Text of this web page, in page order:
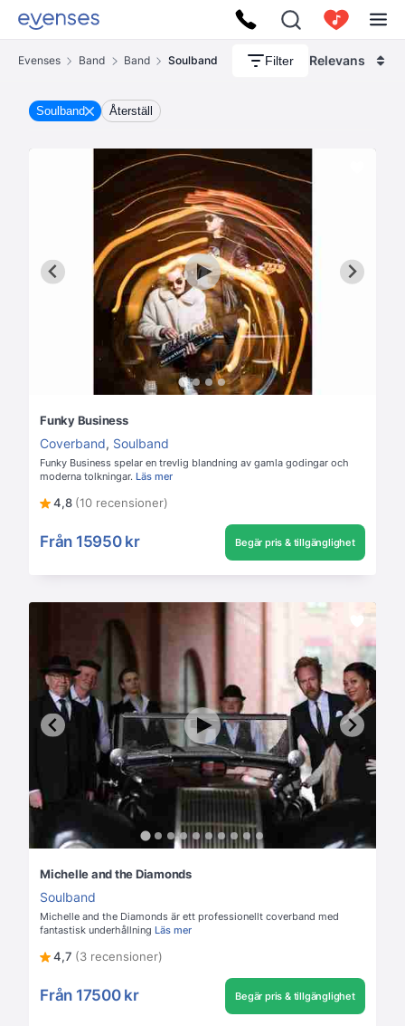
Evenses Band Band Soulband Filter Relevans
Soulband Återställ
Funky Business
Coverband, Soulband
Funky Business spelar en trevlig blandning av gamla godingar och
moderna tolkningar. Läs mer
4,8 (10 recensioner)
Från 15950 kr Begär pris & tillgänglighet
Michelle and the Diamonds
Soulband
Michelle and the Diamonds är ett professionellt coverband med
fantastisk underhållning Läs mer
4,7 (3 recensioner)
Från 17500 kr Begär pris & tillgänglighet